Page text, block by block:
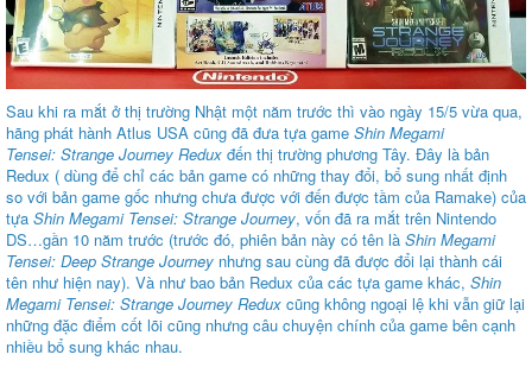
Sau khi ra mắt ở thị trường Nhật một năm trước thì vào ngày 15/5 vừa qua,
hãng phát hành Atlus USA cũng đã đưa tựa game Shin Megami
Tensei: Strange Journey Redux đến thị trường phương Tây. Đây là bản
Redux ( dùng để chỉ các bản game có những thay đổi, bổ sung nhất định
so với bản game gốc nhưng chưa được với đến được tầm của Ramake) của
tựa Shin Megami Tensei: Strange Journey, vốn đã ra mắt trên Nintendo
DS…gần 10 năm trước (trước đó, phiên bản này có tên là Shin Megami
Tensei: Deep Strange Journey nhưng sau cùng đã được đổi lại thành cái
tên như hiện nay). Và như bao bản Redux của các tựa game khác, Shin
Megami Tensei: Strange Journey Redux cũng không ngoại lệ khi vẫn giữ lại
những đặc điểm cốt lõi cũng nhưng câu chuyện chính của game bên cạnh
nhiều bổ sung khác nhau.